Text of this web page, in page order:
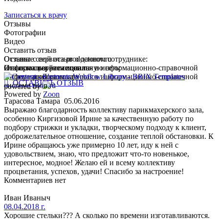
Записаться к врачу
Отзывы
Фотографии
Видео
Оставить отзыв
Оставьте свой отзыв о данном сотруднике:
или используйте социальную сеть:
 ОСТАВИТЬ ОТЗЫВ
Тарасова Тамара 05.06.2016
Выражаю благодарность коллективу парикмахерского зала,
особенно Киргизовой Ирине за качественную работу по
подбору стрижки и укладки, творческому подходу к клиент,
доброжелательное отношение, создание теплой обстановки. К
Ирине обращаюсь уже примерно 10 лет, иду к ней с
удовольствием, знаю, что предложит что-то новенькое,
интересное, модное! Желаю ей и всему коллективу
процветания, успехов, удачи! Спасибо за настроение!
Комментариев нет
Иван Иваныч
08.04.2018 г.
Хорошие стельки??? А сколько по времени изготавливаются.
Отзывы с сервиса prodoctorov.ru
Информация размещенная в информационно-справочной
системе prodoctorov.ru
powered by
Отзывы с сервиса zoon.ru
Информация размещенная в информационно-справочной
системе zoon.ru
Powered by Zoon